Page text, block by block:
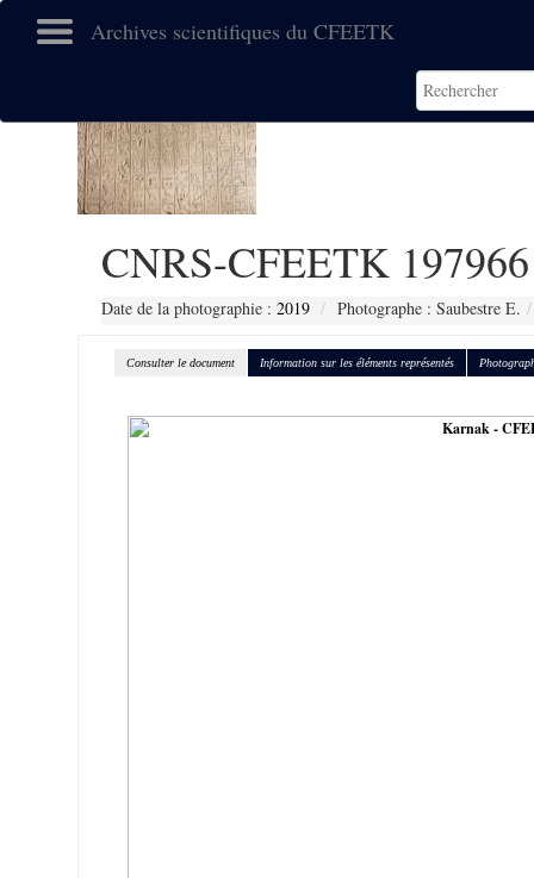
Archives scientifiques du CFEETK
CNRS-CFEETK 197966
Date de la photographie : 2019 Photographe : Saubestre E.
Consulter le document Information sur les éléments représentés